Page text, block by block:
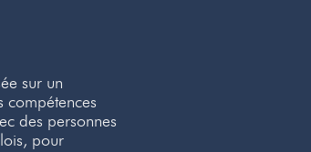
sur un
compétences
des personnes
pour